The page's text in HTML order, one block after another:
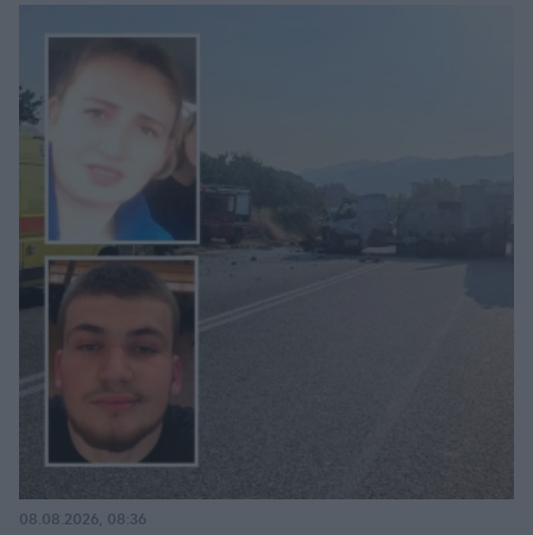
08.08.2026, 08:36